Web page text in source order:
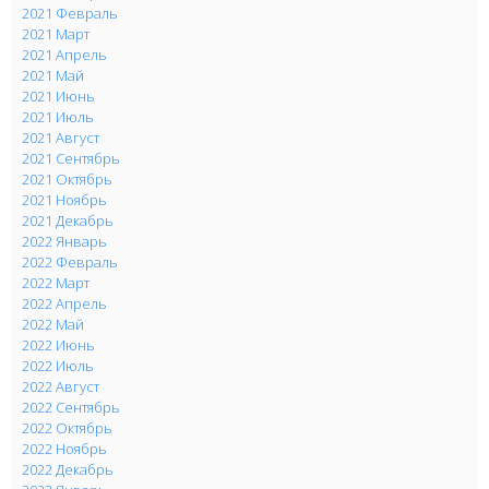
2021 Февраль
2021 Март
2021 Апрель
2021 Май
2021 Июнь
2021 Июль
2021 Август
2021 Сентябрь
2021 Октябрь
2021 Ноябрь
2021 Декабрь
2022 Январь
2022 Февраль
2022 Март
2022 Апрель
2022 Май
2022 Июнь
2022 Июль
2022 Август
2022 Сентябрь
2022 Октябрь
2022 Ноябрь
2022 Декабрь